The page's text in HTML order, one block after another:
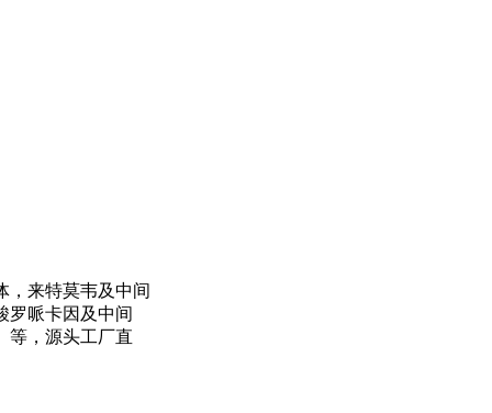
，来特莫韦及中间
罗哌卡因及中间
等，源头工厂直